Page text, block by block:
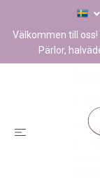
Välkommen till
Pärlor,